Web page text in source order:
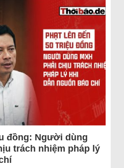
đồng: Người dùng
trách nhiệm pháp lý